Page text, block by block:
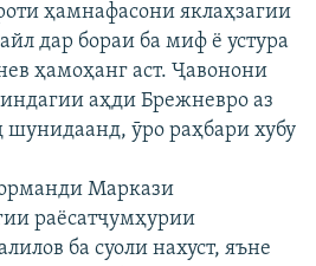
ҳамнафасони яклаҳзагии
дар бораи ба миф ё устура
ҳамоҳанг аст. Ҷавонони
аҳди Брежневро аз
шунидаанд, ӯро раҳбари хубу
Маркази
раёсатҷумҳурии
ба суоли нахуст, яъне